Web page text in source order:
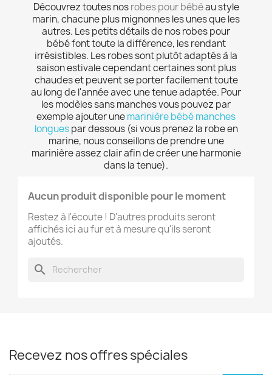
Découvrez toutes nosrobes pour bébéau style
marin, chacune plus mignonnes les unes que les
autres. Les petits détails de nos robes pour
bébé font toute la différence, les rendant
irrésistibles. Les robes sont plutôt adaptés à la
saison estivale cependant certaines sont plus
chaudes et peuvent se porter facilement toute
au long de l'année avec une tenue adaptée. Pour
les modèles sans manches vous pouvez par
exemple ajouter unemarinière bébé manches
longuespar dessous (si vous prenez la robe en
marine, nous conseillons de prendre une
marinière assez clair afin de créer une harmonie
dans la tenue).
Aucun produit disponible pour le moment
Restez à l'écoute ! D'autres produits seront
affichés ici au fur et à mesure qu'ils seront
ajoutés.
search
Recevez nos offres spéciales